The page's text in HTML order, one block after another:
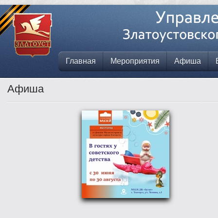
Главная Мероприятия Афиша
Афиша